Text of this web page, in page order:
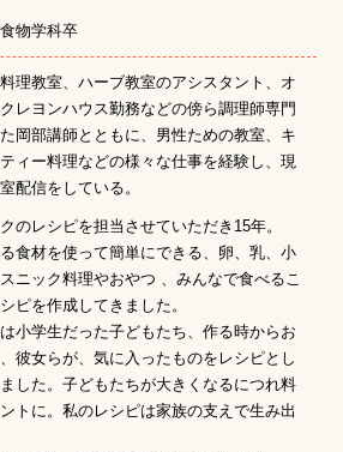
物学科卒
理教室、ハーブ教室のアシスタント、オ
レヨンハウス勤務などの傍ら調理師専門
岡部講師とともに、男性ための教室、キ
ィー料理などの様々な仕事を経験し、現
配信をしている。
のレシピを担当させていただき15年。
食材を使って簡単にできる、卵、乳、小
ニック料理やおやつ 、みんなで食べるこ
ピを作成してきました。
小学生だった子どもたち、作る時からお
彼女らが、気に入ったものをレシピとし
した。子どもたちが大きくなるにつれ料
トに。私のレシピは家族の支えで生み出